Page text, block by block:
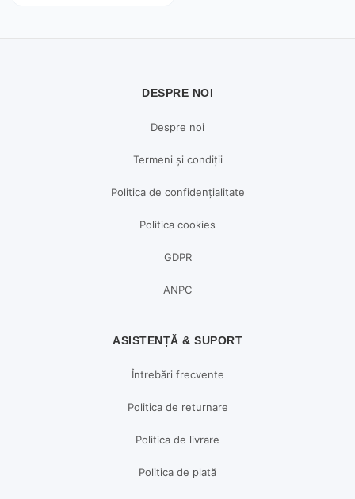
DESPRE NOI
Despre noi
Termeni și condiții
Politica de confidențialitate
Politica cookies
GDPR
ANPC
ASISTENȚĂ & SUPORT
Întrebări frecvente
Politica de returnare
Politica de livrare
Politica de plată